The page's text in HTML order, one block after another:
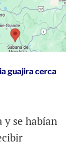
guajira cerca
y se habían